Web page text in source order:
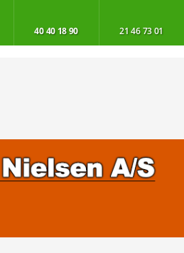
40 40 18 90​ ​21 46 73 01